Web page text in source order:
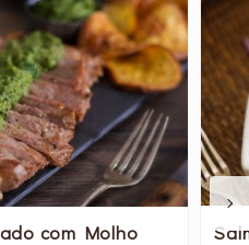
com Molho